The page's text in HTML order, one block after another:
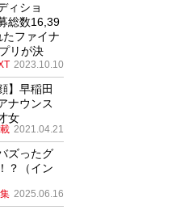
ィショ
総数16,39
ファイナ
リが決
2023.10.10
】早稲田
ナウンス
女
2021.04.21
ズったグ
？（イン
2025.06.16